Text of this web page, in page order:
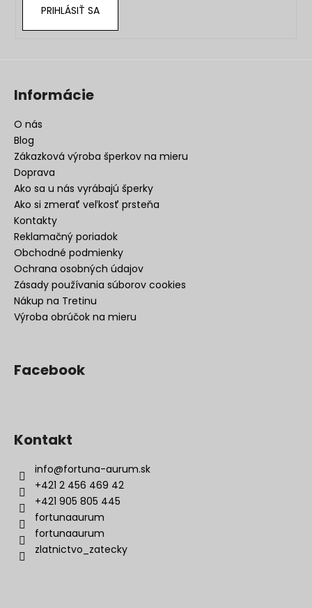
PRIHLÁSIŤ SA
Informácie
O nás
Blog
Zákazková výroba šperkov na mieru
Doprava
Ako sa u nás vyrábajú šperky
Ako si zmerať veľkosť prsteňa
Kontakty
Reklamačný poriadok
Obchodné podmienky
Ochrana osobných údajov
Zásady používania súborov cookies
Nákup na Tretinu
Výroba obrúčok na mieru
Facebook
Kontakt
info@fortuna-aurum.sk
+421 2 456 469 42
+421 905 805 445
fortunaaurum
fortunaaurum
zlatnictvo_zatecky